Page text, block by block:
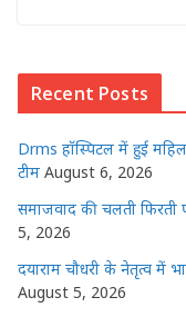
s
A
p
p
e
b
o
o
k
r
Recent Posts
Drms हॉस्पिटल में हुई
टीम August 6, 2026
समाजवाद की चलती फिरती
5, 2026
दयाराम चौधरी के नेतृत्व में
August 5, 2026